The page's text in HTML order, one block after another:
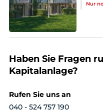
Nur
Haben Sie Fragen
Kapitalanlage?
Rufen Sie uns an
040 - 524 757 190